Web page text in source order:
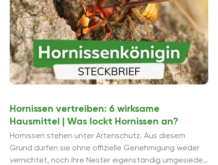
Hornissen vertreiben: 6 wirksame
Hausmittel | Was lockt Hornissen an?
Hornissen stehen unter Artenschutz. Aus diesem
Grund dürfen sie ohne offizielle Genehmigung weder
vernichtet, noch ihre Nester eigenständig umgesiedelt